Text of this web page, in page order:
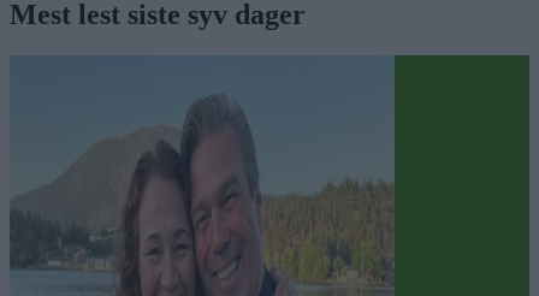
Mest lest siste syv dager